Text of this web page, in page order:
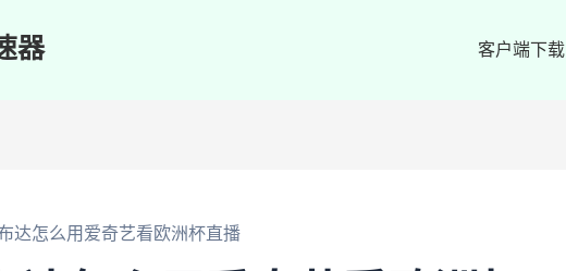
器 客户端下载
达怎么用爱奇艺看欧洲杯直播